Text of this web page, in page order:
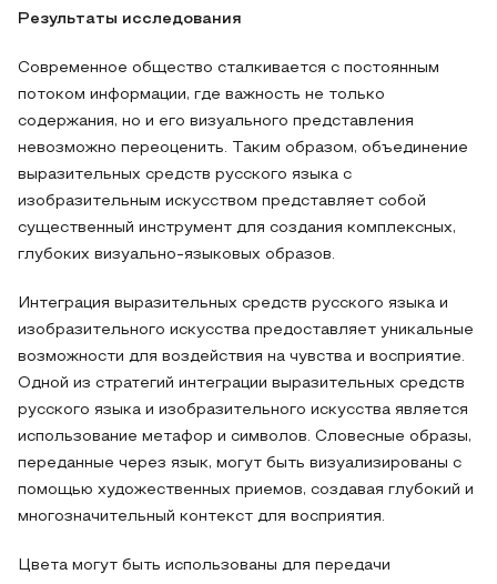
Результаты исследования
Современное общество сталкивается с постоянным
потоком информации, где важность не только
содержания, но и его визуального представления
невозможно переоценить. Таким образом, объединение
выразительных средств русского языка с
изобразительным искусством представляет собой
существенный инструмент для создания комплексных,
глубоких визуально-языковых образов.
Интеграция выразительных средств русского языка и
изобразительного искусства предоставляет уникальные
возможности для воздействия на чувства и восприятие.
Одной из стратегий интеграции выразительных средств
русского языка и изобразительного искусства является
использование метафор и символов. Словесные образы,
переданные через язык, могут быть визуализированы с
помощью художественных приемов, создавая глубокий и
многозначительный контекст для восприятия.
Цвета могут быть использованы для передачи